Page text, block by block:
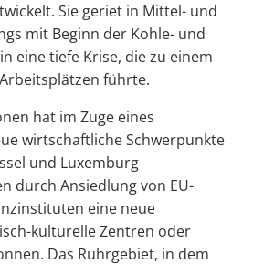
Sie geriet in Mittel- und
mit Beginn der Kohle- und
eine tiefe Krise, die zu einem
führte.
hat im Zuge eines
wirtschaftliche Schwerpunkte
und Luxemburg
durch Ansiedlung von EU-
eine neue
kulturelle Zentren oder
Das Ruhrgebiet, in dem